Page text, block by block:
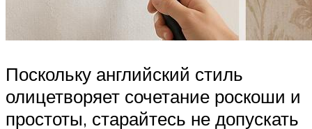
Поскольку английский стиль
олицетворяет сочетание роскоши и
простоты, старайтесь не допускать